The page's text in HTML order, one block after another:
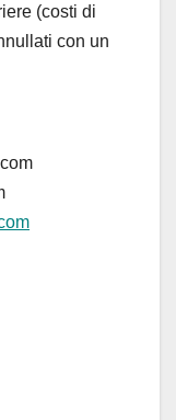
(costi di
con un